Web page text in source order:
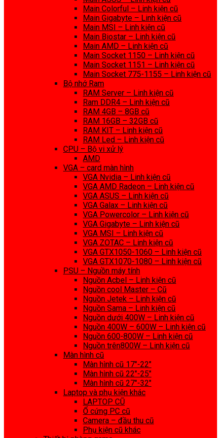
Main Colorful – Linh kiện cũ
Main Gigabyte – Linh kiện cũ
Main MSI – Linh kiện cũ
Main Biostar – Linh kiện cũ
Main AMD – Linh kiện cũ
Main Socket 1150 – Linh kiện cũ
Main Socket 1151 – Linh kiện cũ
Main Socket 775-1155 – Linh kiện cũ
Bộ nhớ Ram
RAM Server – Linh kiện cũ
Ram DDR4 – Linh kiện cũ
RAM 4GB – 8GB cũ
RAM 16GB – 32GB cũ
RAM KIT – Linh kiện cũ
RAM Led – Linh kiện cũ
CPU – Bộ vi xử lý
AMD
VGA – card màn hình
VGA Nvidia – Linh kiện cũ
VGA AMD Radeon – Linh kiện cũ
VGA ASUS – Linh kiện cũ
VGA Galax – Linh kiện cũ
VGA Powercolor – Linh kiện cũ
VGA Gigabyte – Linh kiện cũ
VGA MSI – Linh kiện cũ
VGA ZOTAC – Linh kiện cũ
VGA GTX1050-1060 – Linh kiện cũ
VGA GTX1070-1080 – Linh kiện cũ
PSU – Nguồn máy tính
Nguồn Acbel – Linh kiện cũ
Nguồn cool Master – Cũ
Nguồn Jetek – Linh kiện cũ
Nguồn Sama – Linh kiện cũ
Nguồn dưới 400W – Linh kiện cũ
Nguồn 400W – 600W – Linh kiện cũ
Nguồn 600-800W – Linh kiện cũ
Nguồn trên800W – Linh kiện cũ
Màn hình cũ
Màn hình cũ 17″-22″
Màn hình cũ 22″-25″
Màn hình cũ 27″-32″
Laptop và phụ kiện khác
LAPTOP CŨ
Ổ cứng PC cũ
Camera – đầu thu cũ
Phụ kiện cũ khác